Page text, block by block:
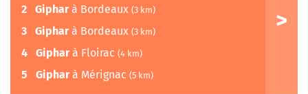
2 Gipharà Bordeaux (3 km)
3 Gipharà Bordeaux (3 km)
4 Gipharà Floirac (4 km)
5 Gipharà Mérignac (5 km)